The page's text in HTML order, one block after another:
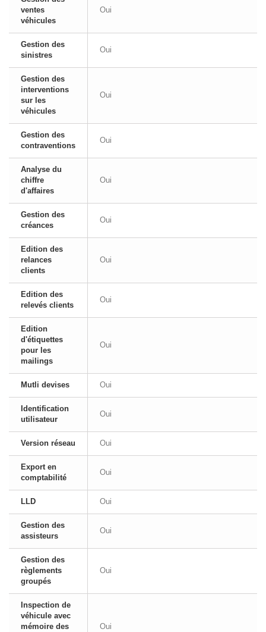
ventes
véhicules
Oui
Gestion des
sinistres
Oui
Gestion des
interventions
sur les
véhicules
Oui
Gestion des
contraventions
Oui
Analyse du
chiffre
d'affaires
Oui
Gestion des
créances
Oui
Edition des
relances
clients
Oui
Edition des
relevés clients
Oui
Edition
d'étiquettes
pour les
mailings
Oui
Mutli devises Oui
Identification
utilisateur
Oui
Version réseau Oui
Export en
comptabilité
Oui
LLD Oui
Gestion des
assisteurs
Oui
Gestion des
règlements
groupés
Oui
Inspection de
véhicule avec
mémoire des
Oui